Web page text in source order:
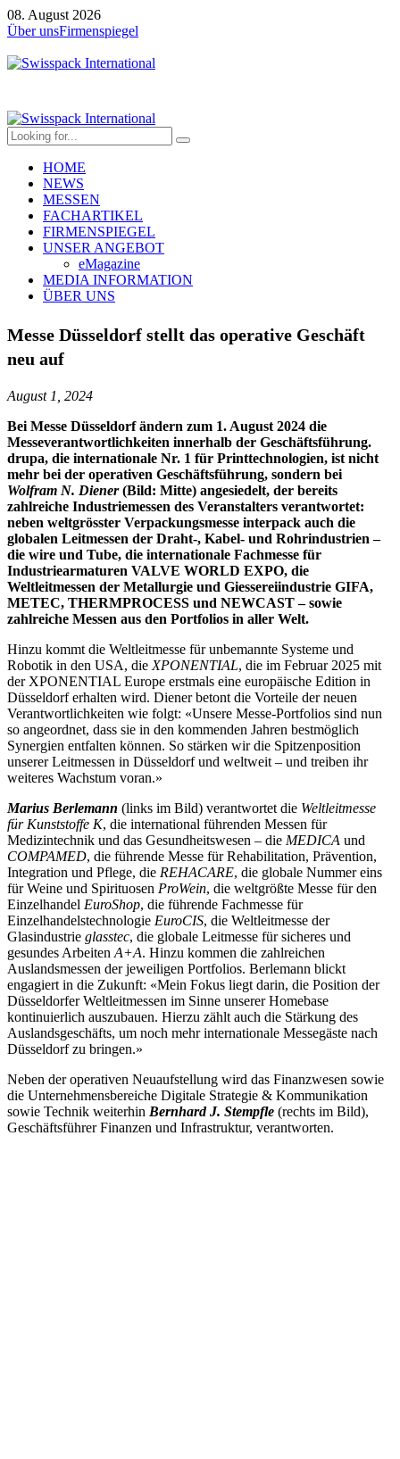
08. August 2026
Über unsFirmenspiegel
HOME
NEWS
MESSEN
FACHARTIKEL
FIRMENSPIEGEL
UNSER ANGEBOT
eMagazine
MEDIA INFORMATION
ÜBER UNS
Messe Düsseldorf stellt das operative Geschäft
neu auf
August 1, 2024
Bei Messe Düsseldorf ändern zum 1. August 2024 die
Messeverantwortlichkeiten innerhalb der Geschäftsführung.
drupa, die internationale Nr. 1 für Printtechnologien, ist nicht
mehr bei der operativen Geschäftsführung, sondern bei
Wolfram N. Diener(Bild: Mitte) angesiedelt, der bereits
zahlreiche Industriemessen des Veranstalters verantwortet:
neben weltgrösster Verpackungsmesse interpack auch die
globalen Leitmessen der Draht-, Kabel- und Rohrindustrien –
die wire und Tube, die internationale Fachmesse für
Industriearmaturen VALVE WORLD EXPO, die
Weltleitmessen der Metallurgie und Giessereiindustrie GIFA,
METEC, THERMPROCESS und NEWCAST – sowie
zahlreiche Messen aus den Portfolios in aller Welt.
Hinzu kommt die Weltleitmesse für unbemannte Systeme und
Robotik in den USA, die XPONENTIAL, die im Februar 2025 mit
der XPONENTIAL Europe erstmals eine europäische Edition in
Düsseldorf erhalten wird. Diener betont die Vorteile der neuen
Verantwortlichkeiten wie folgt: «Unsere Messe-Portfolios sind nun
so angeordnet, dass sie in den kommenden Jahren bestmöglich
Synergien entfalten können. So stärken wir die Spitzenposition
unserer Leitmessen in Düsseldorf und weltweit – und treiben ihr
weiteres Wachstum voran.»
Marius Berlemann (links im Bild) verantwortet die Weltleitmesse
für Kunststoffe K, die international führenden Messen für
Medizintechnik und das Gesundheitswesen – die MEDICA und
COMPAMED, die führende Messe für Rehabilitation, Prävention,
Integration und Pflege, die REHACARE, die globale Nummer eins
für Weine und Spirituosen ProWein, die weltgrößte Messe für den
Einzelhandel EuroShop, die führende Fachmesse für
Einzelhandelstechnologie EuroCIS, die Weltleitmesse der
Glasindustrie glasstec, die globale Leitmesse für sicheres und
gesundes Arbeiten A+A. Hinzu kommen die zahlreichen
Auslandsmessen der jeweiligen Portfolios. Berlemann blickt
engagiert in die Zukunft: «Mein Fokus liegt darin, die Position der
Düsseldorfer Weltleitmessen im Sinne unserer Homebase
kontinuierlich auszubauen. Hierzu zählt auch die Stärkung des
Auslandsgeschäfts, um noch mehr internationale Messegäste nach
Düsseldorf zu bringen.»
Neben der operativen Neuaufstellung wird das Finanzwesen sowie
die Unternehmensbereiche Digitale Strategie & Kommunikation
sowie Technik weiterhin Bernhard J. Stempfle (rechts im Bild),
Geschäftsführer Finanzen und Infrastruktur, verantworten.